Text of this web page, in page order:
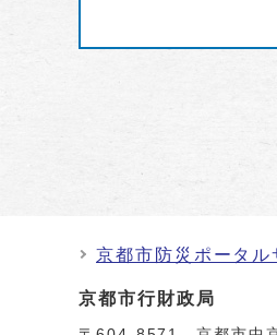
京都市防災ポータ
京都市行財政局